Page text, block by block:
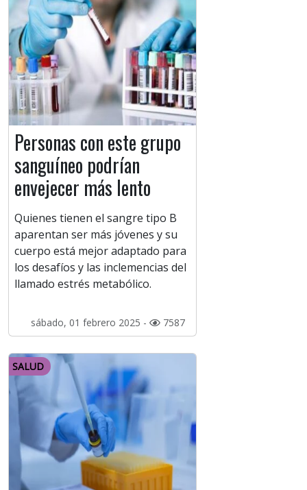
Personas con este grupo
sanguíneo podrían
envejecer más lento
Quienes tienen el sangre tipo B
aparentan ser más jóvenes y su
cuerpo está mejor adaptado para
los desafíos y las inclemencias del
llamado estrés metabólico.
sábado, 01 febrero 2025 - 7587
SALUD